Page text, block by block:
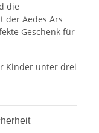
die
der Aedes Ars
Geschenk für
Kinder unter drei